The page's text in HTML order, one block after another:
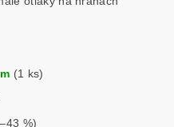
(1 ks)
%)